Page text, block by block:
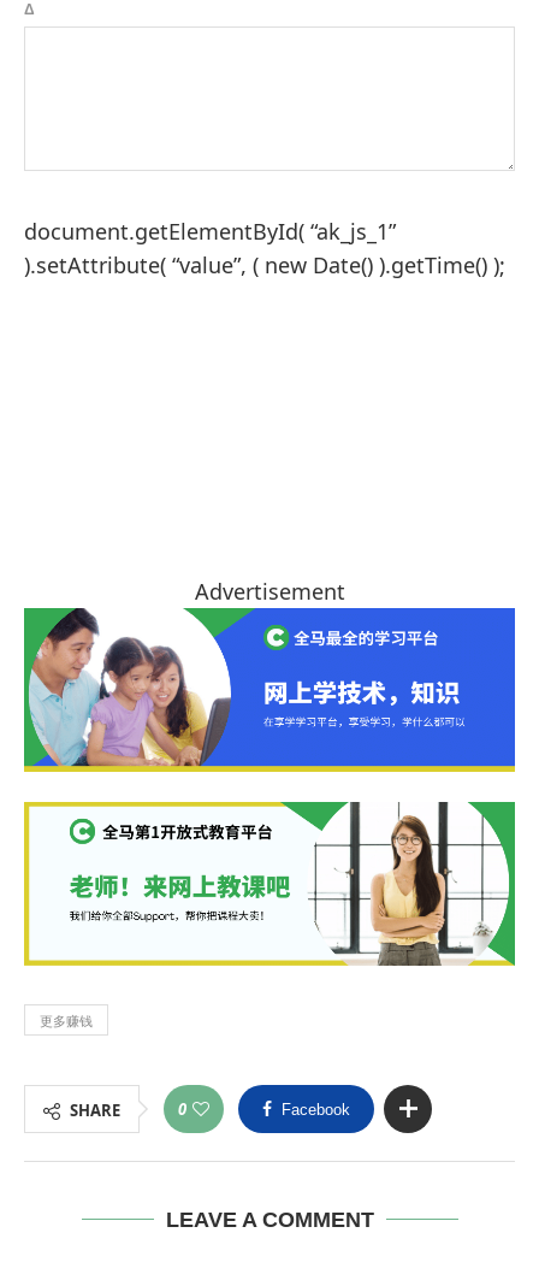
Δ
document.getElementById( “ak_js_1”
).setAttribute( “value”, ( new Date() ).getTime() );
Advertisement
更多赚钱
SHARE 0 Facebook
LEAVE A COMMENT